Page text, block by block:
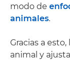
modo de
animales.
Gracias a
animal y